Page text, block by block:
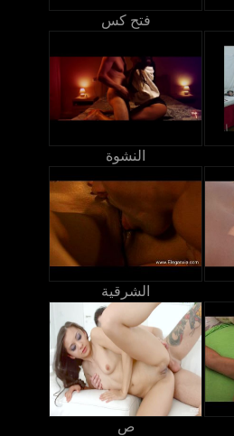
فتح كس
النشوة
الشرقية
ص